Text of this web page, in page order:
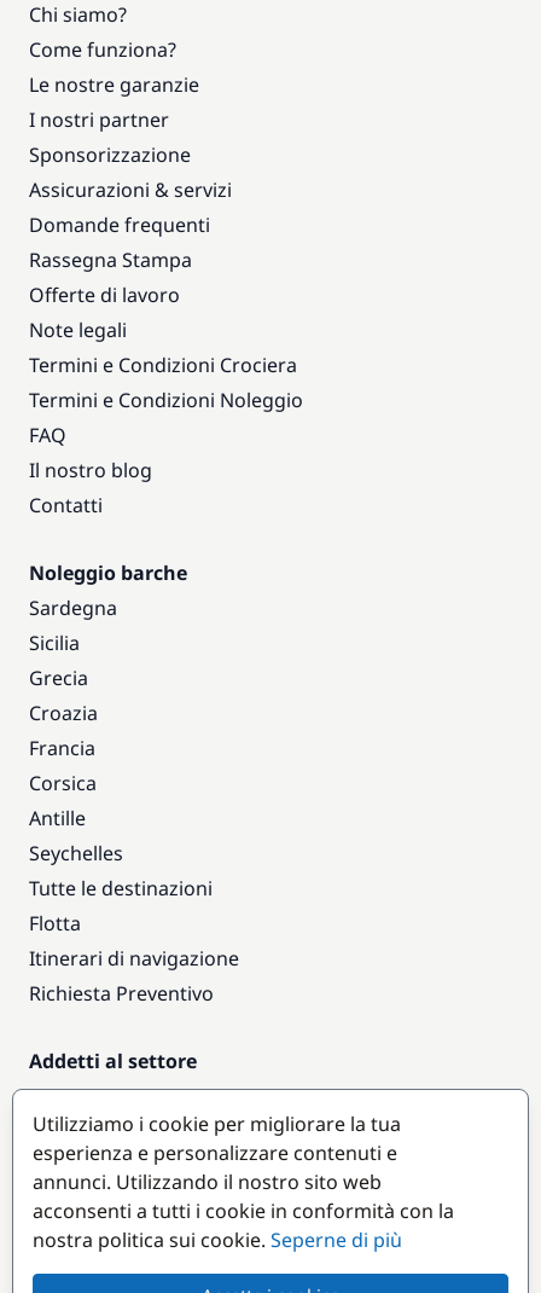
Chi siamo?
Come funziona?
Le nostre garanzie
I nostri partner
Sponsorizzazione
Assicurazioni & servizi
Domande frequenti
Rassegna Stampa
Offerte di lavoro
Note legali
Termini e Condizioni Crociera
Termini e Condizioni Noleggio
FAQ
Il nostro blog
Contatti
Noleggio barche
Sardegna
Sicilia
Grecia
Croazia
Francia
Corsica
Antille
Seychelles
Tutte le destinazioni
Flotta
Itinerari di navigazione
Richiesta Preventivo
Addetti al settore
Accesso armatori
Diventare partner
Destinazioni popolari
Utilizziamo i cookie per migliorare la tua
esperienza e personalizzare contenuti e
annunci. Utilizzando il nostro sito web
acconsenti a tutti i cookie in conformità con la
nostra politica sui cookie. Seperne di più